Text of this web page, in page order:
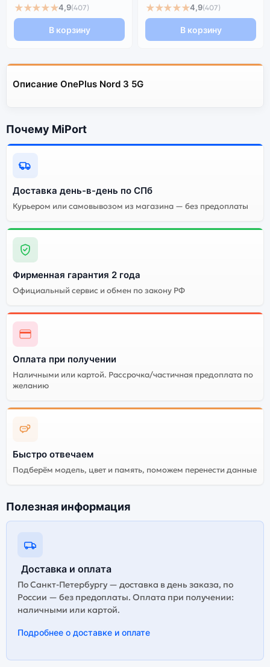
★★★★★4,9(407)
В корзину
★★★★★4,9(407)
В корзину
Описание OnePlus Nord 3 5G
Почему MiPort
Доставка день-в-день по СПб
Курьером или самовывозом из магазина — без предоплаты
Фирменная гарантия 2 года
Официальный сервис и обмен по закону РФ
Оплата при получении
Наличными или картой. Рассрочка/частичная предоплата по
желанию
Быстро отвечаем
Подберём модель, цвет и память, поможем перенести данные
Полезная информация
Доставка и оплата
По Санкт-Петербургу — доставка в день заказа, по
России — без предоплаты. Оплата при получении:
наличными или картой.
Подробнее о доставке и оплате